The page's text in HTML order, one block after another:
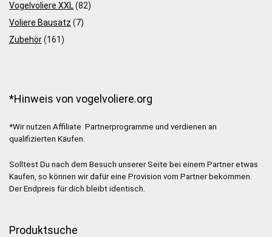
Vogelvoliere XXL(82)
Voliere Bausatz (7)
Zubehör(161)
*Hinweis von vogelvoliere.org
*Wir nutzen Affiliate Partnerprogramme und verdienen an
qualifizierten Käufen.
Solltest Du nach dem Besuch unserer Seite bei einem Partner etwas
Kaufen, so können wir dafür eine Provision vom Partner bekommen.
Der Endpreis für dich bleibt identisch.
Produktsuche